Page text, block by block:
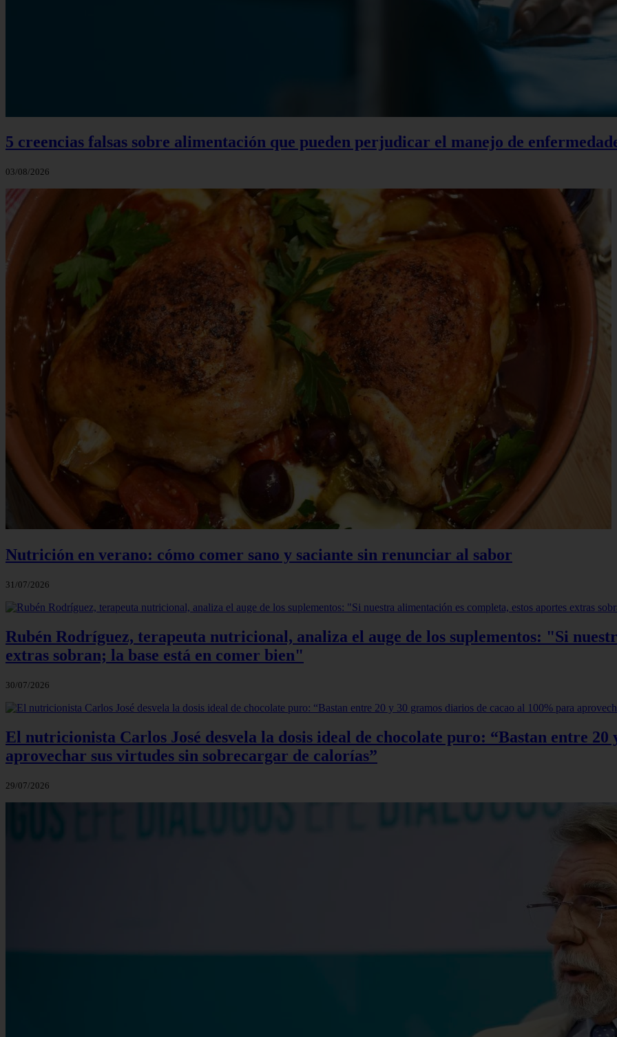
5 creencias falsas sobre alimentación que pueden perjudicar el manejo de
03/08/2026
Nutrición en verano: cómo comer sano y saciante sin renunciar al sabor
31/07/2026
Rubén Rodríguez, terapeuta nutricional, analiza el auge de los suplementos: "Si
extras sobran; la base está en comer bien"
30/07/2026
El nutricionista Carlos José desvela la dosis ideal de chocolate puro: “Bastan entre
aprovechar sus virtudes sin sobrecargar de calorías”
29/07/2026